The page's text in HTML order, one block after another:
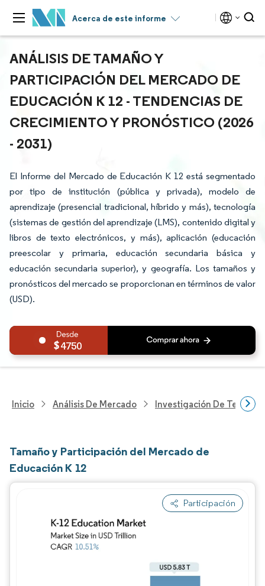
Acerca de este informe
ANÁLISIS DE TAMAÑO Y
PARTICIPACIÓN DEL MERCADO DE
EDUCACIÓN K 12 - TENDENCIAS DE
CRECIMIENTO Y PRONÓSTICO (2026
- 2031)
El Informe del Mercado de Educación K 12 está segmentado
por tipo de institución (pública y privada), modelo de
aprendizaje (presencial tradicional, híbrido y más), tecnología
(sistemas de gestión del aprendizaje (LMS), contenido digital y
libros de texto electrónicos, y más), aplicación (educación
preescolar y primaria, educación secundaria básica y
educación secundaria superior), y geografía. Los tamaños y
pronósticos del mercado se proporcionan en términos de valor
(USD).
4750
Inicio Análisis De Mercado Investigación De
Tamaño y Participación del Mercado de
Educación K 12
Participación